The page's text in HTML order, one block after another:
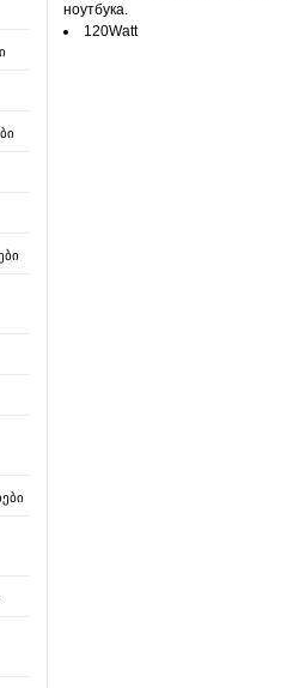
ноутбука.
120Watt